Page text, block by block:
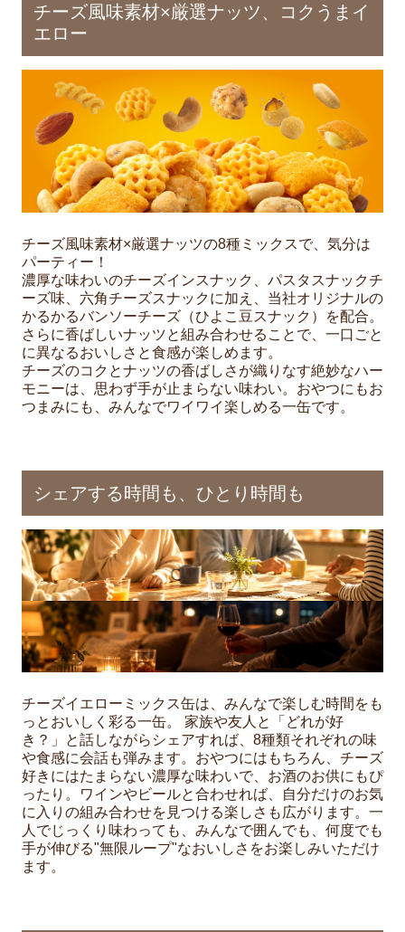
チーズ風味素材×厳選ナッツ、コクうまイ
エロー
チーズ風味素材×厳選ナッツの8種ミックスで、気分は
パーティー！
濃厚な味わいのチーズインスナック、パスタスナックチ
ーズ味、六角チーズスナックに加え、当社オリジナルの
かるかるバンソーチーズ（ひよこ豆スナック）を配合。
さらに香ばしいナッツと組み合わせることで、一口ごと
に異なるおいしさと食感が楽しめます。
チーズのコクとナッツの香ばしさが織りなす絶妙なハー
モニーは、思わず手が止まらない味わい。おやつにもお
つまみにも、みんなでワイワイ楽しめる一缶です。
シェアする時間も、ひとり時間も
チーズイエローミックス缶は、みんなで楽しむ時間をも
っとおいしく彩る一缶。 家族や友人と「どれが好
き？」と話しながらシェアすれば、8種類それぞれの味
や食感に会話も弾みます。おやつにはもちろん、チーズ
好きにはたまらない濃厚な味わいで、お酒のお供にもぴ
ったり。ワインやビールと合わせれば、自分だけのお気
に入りの組み合わせを見つける楽しさも広がります。一
人でじっくり味わっても、みんなで囲んでも、何度でも
手が伸びる"無限ループ"なおいしさをお楽しみいただけ
ます。